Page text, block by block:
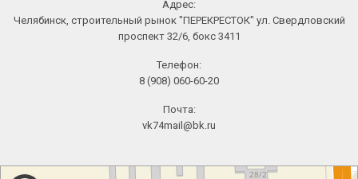
Адрес:
Челябинск, строительный рынок "ПЕРЕКРЕСТОК" ул. Свердловский
проспект 32/6, бокс 3411
Телефон:
8 (908) 060-60-20
Почта:
vk74mail@bk.ru